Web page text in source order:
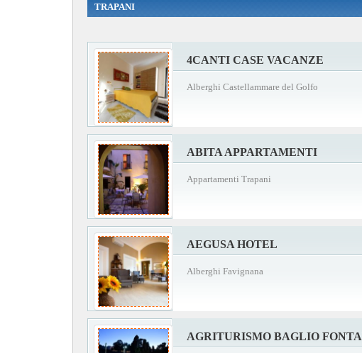
TRAPANI
4CANTI CASE VACANZE
Alberghi Castellammare del Golfo
ABITA APPARTAMENTI
Appartamenti Trapani
AEGUSA HOTEL
Alberghi Favignana
AGRITURISMO BAGLIO